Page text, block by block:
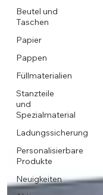
Beutel und
Taschen
Papier
Pappen
Füllmaterialien
Stanzteile
und
Spezialmaterial
Ladungssicherung
Personalisierbare
Produkte
Neuigkeiten